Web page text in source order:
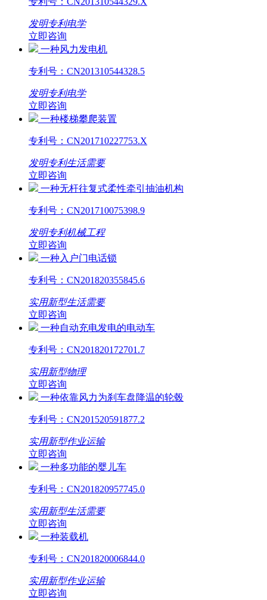
发明专利电学
立即咨询
一种风力发电机
专利号： CN201310544328.5
发明专利电学
立即咨询
一种楼梯攀爬装置
专利号： CN201710227753.X
发明专利生活需要
立即咨询
一种无杆往复式柔性牵引抽油机构
专利号： CN201710075398.9
发明专利机械工程
立即咨询
一种入户门电话锁
专利号： CN201820355845.6
实用新型生活需要
立即咨询
一种自动充电发电的电动车
专利号： CN201820172701.7
实用新型物理
立即咨询
一种依靠风力为刹车盘降温的轮毂
专利号： CN201520591877.2
实用新型作业运输
立即咨询
一种多功能的婴儿车
专利号： CN201820957745.0
实用新型生活需要
立即咨询
一种装载机
专利号： CN201820006844.0
实用新型作业运输
立即咨询